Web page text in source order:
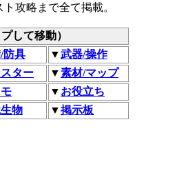
攻略まで全て掲載。
して移動）
防具 ▼武器/操作
ター ▼素材/マップ
▼ お役立ち
物 ▼掲示板